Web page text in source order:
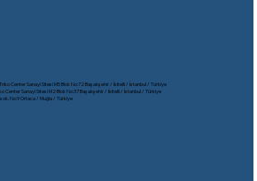
Center Sanayi Sitesi M5 Blok No:72 Başakşehir / İkitelli / İstanbul / Türkiye
Center Sanayi Sitesi M2 Blok No:37 Başakşehir / İkitelli / İstanbul / Türkiye
No:9 Ortaca / Muğla / Türkiye